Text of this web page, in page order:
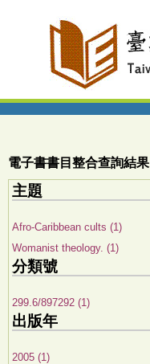
電子書書目整合查詢結果
主題
Afro-Caribbean cults (1)
Womanist theology. (1)
分類號
299.6/897292 (1)
出版年
2005 (1)